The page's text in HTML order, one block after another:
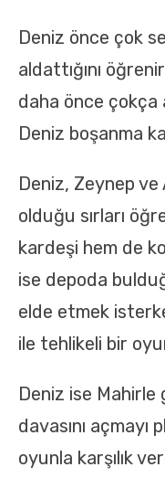
Deniz önce çok
aldattığını
daha önce çokça
Deniz boşanma
Deniz, Zeynep ve
olduğu sırları
kardeşi hem de
ise depoda
elde etmek
ile tehlikeli bir
Deniz ise
davasını açmayı
oyunla karşılık